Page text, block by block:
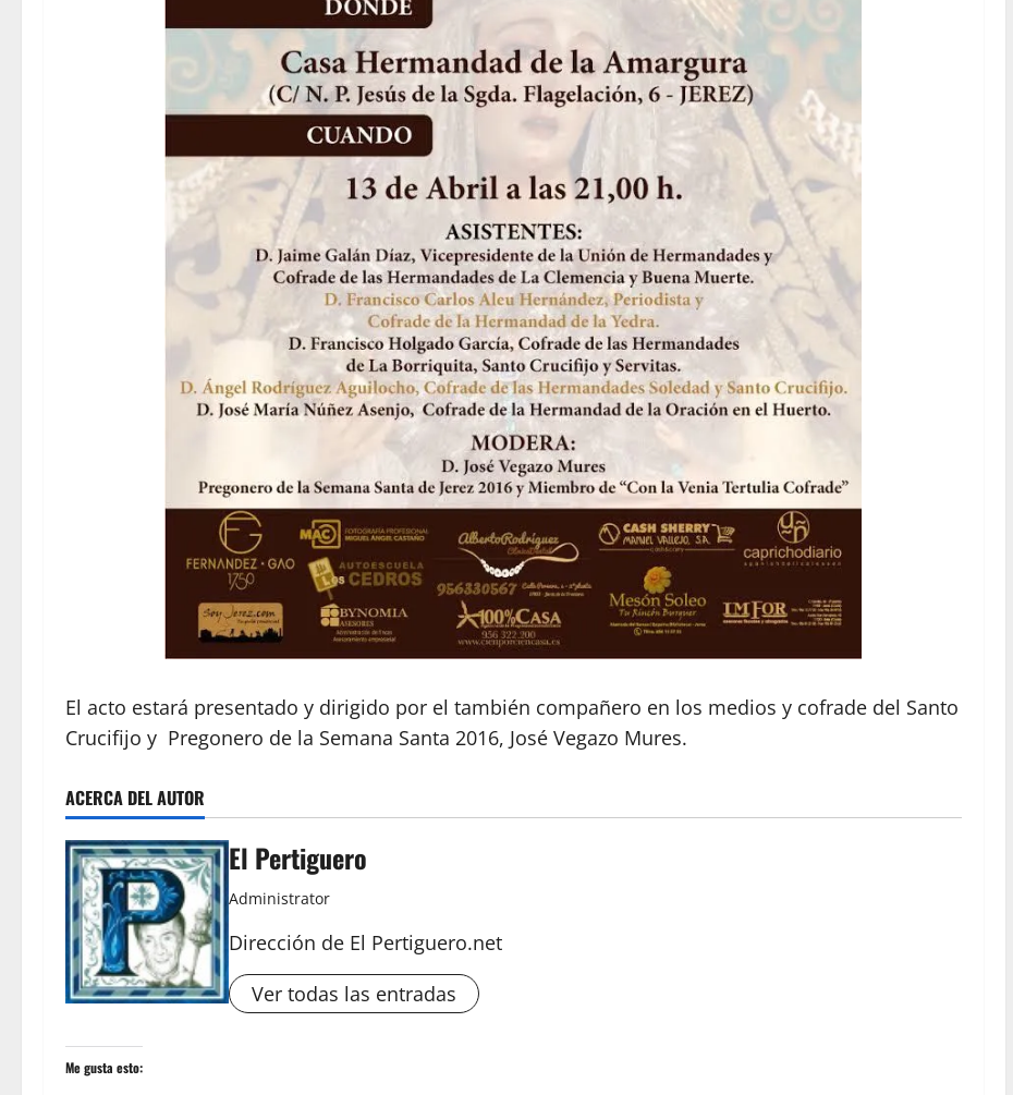
El acto estará presentado y dirigido por el también compañero en los medios y cofrade del Santo
Crucifijo y Pregonero de la Semana Santa 2016, José Vegazo Mures.
ACERCA DEL AUTOR
El Pertiguero
Administrator
Dirección de El Pertiguero.net
Ver todas las entradas
Me gusta esto: